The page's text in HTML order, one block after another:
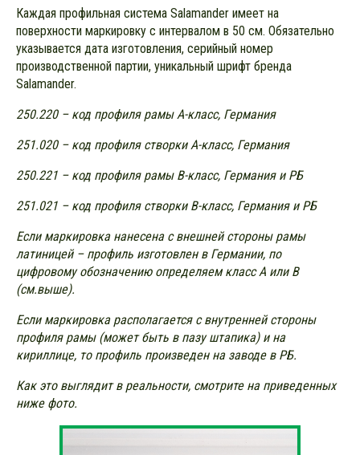
Каждая профильная система Salamander имеет на
поверхности маркировку с интервалом в 50 см. Обязательно
указывается дата изготовления, серийный номер
производственной партии, уникальный шрифт бренда
Salamander.
250.220 – код профиля рамы А-класс, Германия
251.020 – код профиля створки А-класс, Германия
250.221 – код профиля рамы В-класс, Германия и РБ
251.021 – код профиля створки В-класс, Германия и РБ
Если маркировка нанесена с внешней стороны рамы
латиницей – профиль изготовлен в Германии, по
цифровому обозначению определяем класс А или B
(см.выше).
Если маркировка располагается с внутренней стороны
профиля рамы (может быть в пазу штапика) и на
кириллице, то профиль произведен на заводе в РБ.
Как это выглядит в реальности, смотрите на приведенных
ниже фото.